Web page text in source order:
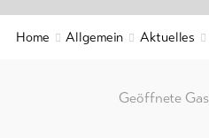
Webcams
Wetter
Home Allgemein Aktuelles
Geöffnete